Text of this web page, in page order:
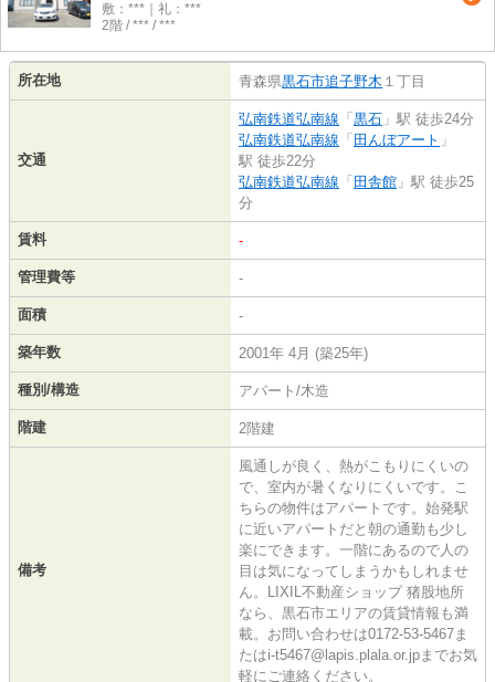
敷：***｜礼：***
2階 / *** / ***
所在地 青森県黒石市追子野木 １丁目
交通
弘南鉄道弘南線 「 黒石 」駅 徒歩24分
弘南鉄道弘南線 「 田んぼアート 」
駅 徒歩22分
弘南鉄道弘南線 「 田舎館 」駅 徒歩25
分
賃料 -
管理費等 -
面積 -
築年数 2001年 4月 (築25年)
種別/構造 アパート/木造
階建 2階建
備考
風通しが良く、熱がこもりにくいの
で、室内が暑くなりにくいです。こ
ちらの物件はアパートです。始発駅
に近いアパートだと朝の通勤も少し
楽にできます。一階にあるので人の
目は気になってしまうかもしれませ
ん。LIXIL不動産ショップ 猪股地所
なら、黒石市エリアの賃貸情報も満
載。お問い合わせは0172-53-5467ま
たはi-t5467@lapis.plala.or.jpまでお気
軽にご連絡ください。